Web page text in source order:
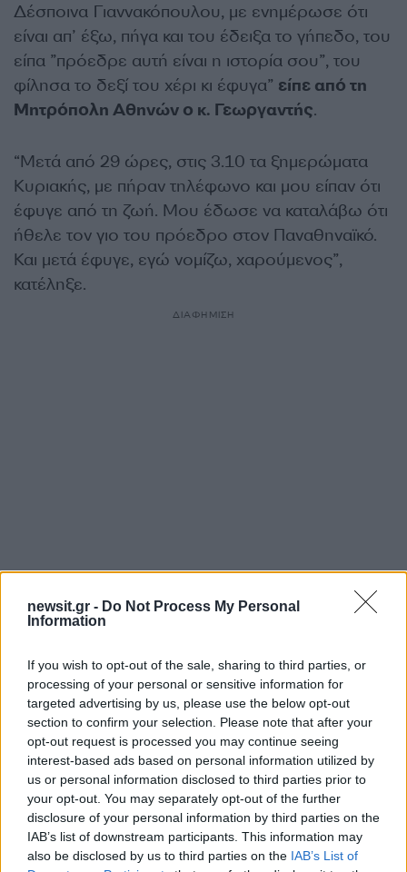
newsit.gr - Do Not Process My Personal
Information
If you wish to opt-out of the sale, sharing to third parties, or
processing of your personal or sensitive information for
targeted advertising by us, please use the below opt-out
section to confirm your selection. Please note that after your
opt-out request is processed you may continue seeing
interest-based ads based on personal information utilized by
us or personal information disclosed to third parties prior to
your opt-out. You may separately opt-out of the further
disclosure of your personal information by third parties on the
IAB’s list of downstream participants. This information may
also be disclosed by us to third parties on the IAB’s List of
Δέσποινα Γιαννακόπουλου, με ενημέρωσε ότι
είναι απ’ έξω, πήγα και του έδειξα το γήπεδο, του
είπα ”πρόεδρε αυτή είναι η ιστορία σου”, του
φίλησα το δεξί του χέρι κι έφυγα” είπε από τη
Μητρόπολη Αθηνών ο κ. Γεωργαντής.
“Μετά από 29 ώρες, στις 3.10 τα ξημερώματα
Κυριακής, με πήραν τηλέφωνο και μου είπαν ότι
έφυγε από τη ζωή. Μου έδωσε να καταλάβω ότι
ήθελε τον γιο του πρόεδρο στον Παναθηναϊκό.
Και μετά έφυγε, εγώ νομίζω, χαρούμενος”,
κατέληξε.
ΔΙΑΦΗΜΙΣΗ
«Αφιέρωσε τη ζωή της στο
να βοηθά ανθρώπους που
είχαν ανάγκη» - Η πρώτη
δήλωση της οικογένειας
της 38χρονης Λίζα που
Αργολίδα:
οι δύο
τη δολοφονία του
58χρονου